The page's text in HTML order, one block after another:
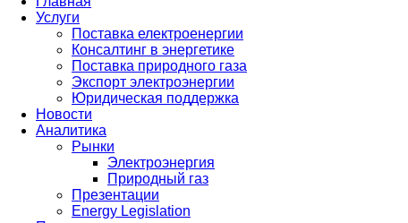
Услуги
Поставка електроенергии
Консалтинг в энергетике
Поставка природного газа
Экспорт электроэнергии
Юридическая поддержка
Новости
Аналитика
Рынки
Электроэнергия
Природный газ
Презентации
Energy Legislation